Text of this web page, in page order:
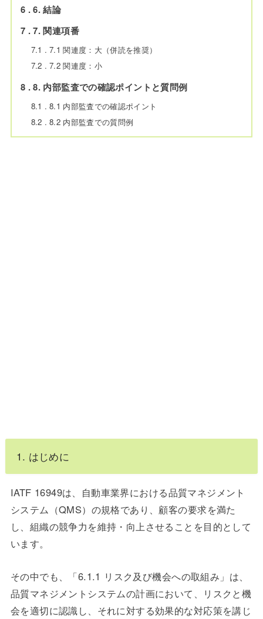
6
6. 結論
7
7. 関連項番
7.1
7.1 関連度：大（併読を推奨）
7.2
7.2 関連度：小
8 8. 内部監査での確認ポイントと質問例
8.1
8.1 内部監査での確認ポイント
8.2
8.2 内部監査での質問例
1. はじめに
IATF 16949は、自動車業界における品質マネジメント
システム（QMS）の規格であり、顧客の要求を満た
し、組織の競争力を維持・向上させることを目的として
います。
その中でも、「6.1.1 リスク及び機会への取組み」は、
品質マネジメントシステムの計画において、リスクと機
会を適切に認識し、それに対する効果的な対応策を講じ